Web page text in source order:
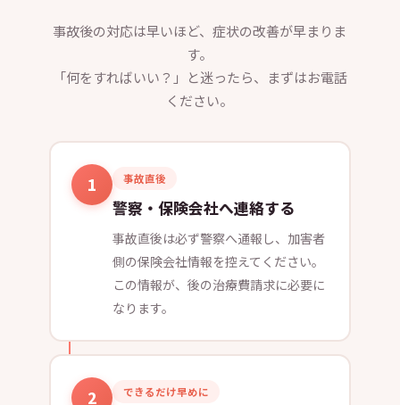
事故後の対応は早いほど、症状の改善が早まりま
す。
「何をすればいい？」と迷ったら、まずはお電話
ください。
1 事故直後
警察・保険会社へ連絡する
事故直後は必ず警察へ通報し、加害者
側の保険会社情報を控えてください。
この情報が、後の治療費請求に必要に
なります。
2 できるだけ早めに